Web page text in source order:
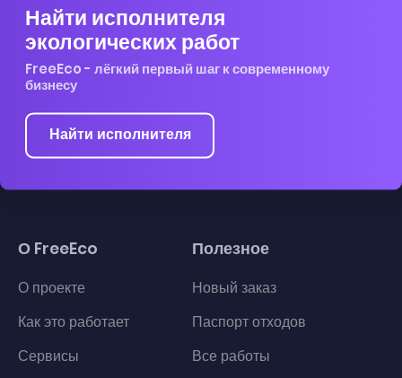
Найти исполнителя
экологических работ
FreeEco - лёгкий первый шаг к современному
бизнесу
Найти исполнителя
О FreeEco
О проекте
Как это работает
Сервисы
Полезное
Новый заказ
Паспорт отходов
Все работы